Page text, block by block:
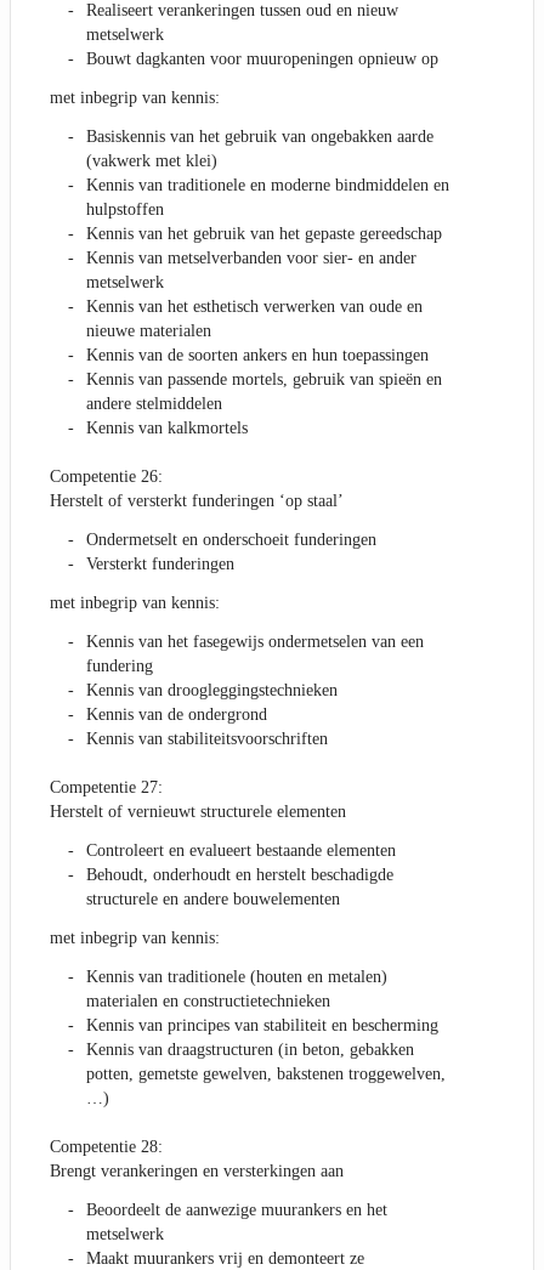
Realiseert verankeringen tussen oud en nieuw
metselwerk
Bouwt dagkanten voor muuropeningen opnieuw op
met inbegrip van kennis:
Basiskennis van het gebruik van ongebakken aarde
(vakwerk met klei)
Kennis van traditionele en moderne bindmiddelen en
hulpstoffen
Kennis van het gebruik van het gepaste gereedschap
Kennis van metselverbanden voor sier- en ander
metselwerk
Kennis van het esthetisch verwerken van oude en
nieuwe materialen
Kennis van de soorten ankers en hun toepassingen
Kennis van passende mortels, gebruik van spieën en
andere stelmiddelen
Kennis van kalkmortels
Competentie 26:
Herstelt of versterkt funderingen ‘op staal’
Ondermetselt en onderschoeit funderingen
Versterkt funderingen
met inbegrip van kennis:
Kennis van het fasegewijs ondermetselen van een
fundering
Kennis van droogleggingstechnieken
Kennis van de ondergrond
Kennis van stabiliteitsvoorschriften
Competentie 27:
Herstelt of vernieuwt structurele elementen
Controleert en evalueert bestaande elementen
Behoudt, onderhoudt en herstelt beschadigde
structurele en andere bouwelementen
met inbegrip van kennis:
Kennis van traditionele (houten en metalen)
materialen en constructietechnieken
Kennis van principes van stabiliteit en bescherming
Kennis van draagstructuren (in beton, gebakken
potten, gemetste gewelven, bakstenen troggewelven,
…)
Competentie 28:
Brengt verankeringen en versterkingen aan
Beoordeelt de aanwezige muurankers en het
metselwerk
Maakt muurankers vrij en demonteert ze